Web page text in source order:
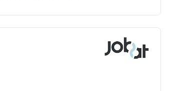
nauwkeurig beheren en opvolgen
correct verwerken van